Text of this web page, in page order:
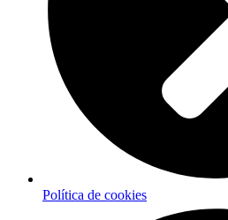
Política de cookies